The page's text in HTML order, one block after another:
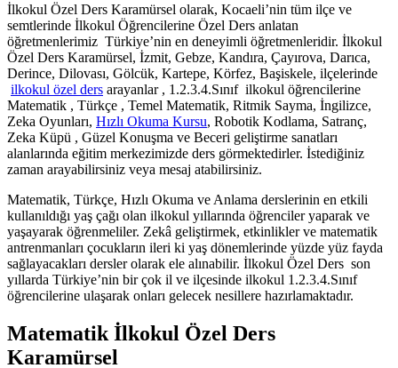
İlkokul Özel Ders Karamürsel olarak, Kocaeli’nin tüm ilçe ve
semtlerinde İlkokul Öğrencilerine Özel Ders anlatan
öğretmenlerimiz Türkiye’nin en deneyimli öğretmenleridir. İlkokul
Özel Ders Karamürsel, İzmit, Gebze, Kandıra, Çayırova, Darıca,
Derince, Dilovası, Gölcük, Kartepe, Körfez, Başiskele, ilçelerinde
ilkokul özel ders arayanlar , 1.2.3.4.Sınıf ilkokul öğrencilerine
Matematik , Türkçe , Temel Matematik, Ritmik Sayma, İngilizce,
Zeka Oyunları, Hızlı Okuma Kursu, Robotik Kodlama, Satranç,
Zeka Küpü , Güzel Konuşma ve Beceri geliştirme sanatları
alanlarında eğitim merkezimizde ders görmektedirler. İstediğiniz
zaman arayabilirsiniz veya mesaj atabilirsiniz.
Matematik, Türkçe, Hızlı Okuma ve Anlama derslerinin en etkili
kullanıldığı yaş çağı olan ilkokul yıllarında öğrenciler yaparak ve
yaşayarak öğrenmeliler. Zekâ geliştirmek, etkinlikler ve matematik
antrenmanları çocukların ileri ki yaş dönemlerinde yüzde yüz fayda
sağlayacakları dersler olarak ele alınabilir. İlkokul Özel Ders son
yıllarda Türkiye’nin bir çok il ve ilçesinde ilkokul 1.2.3.4.Sınıf
öğrencilerine ulaşarak onları gelecek nesillere hazırlamaktadır.
Matematik İlkokul Özel Ders
Karamürsel